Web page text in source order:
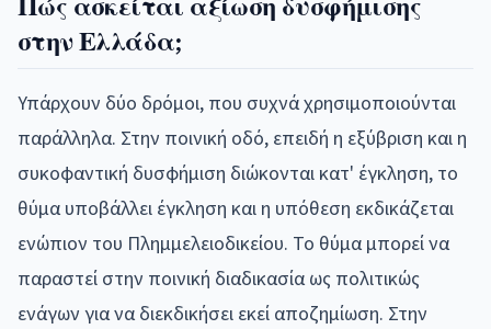
στην Ελλάδα;
Υπάρχουν δύο δρόμοι, που συχνά χρησιμοποιούνται
παράλληλα. Στην ποινική οδό, επειδή η εξύβριση και η
συκοφαντική δυσφήμιση διώκονται κατ' έγκληση, το
θύμα υποβάλλει έγκληση και η υπόθεση εκδικάζεται
ενώπιον του Πλημμελειοδικείου. Το θύμα μπορεί να
παραστεί στην ποινική διαδικασία ως πολιτικώς
ενάγων για να διεκδικήσει εκεί αποζημίωση. Στην